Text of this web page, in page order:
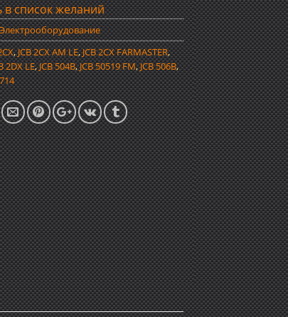
в список желаний
Электрооборудование
,JCB 2CX AM LE,JCB 2CX FARMASTER,
2DX LE,JCB 504B,JCB 50519 FM,JCB 506B,